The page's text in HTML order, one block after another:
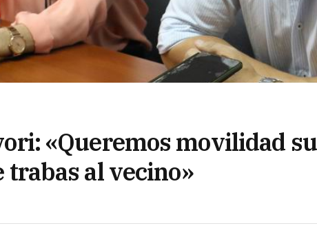
«Queremos movilidad
trabas al vecino»